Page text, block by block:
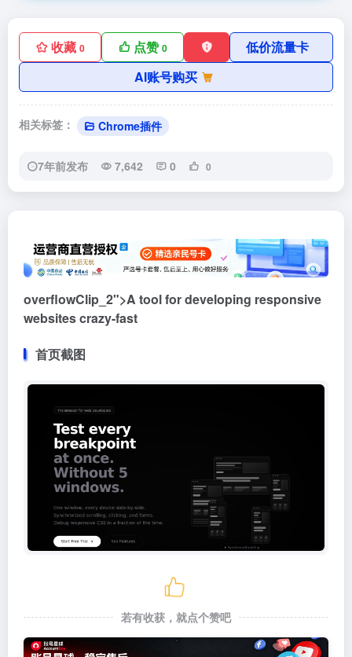
收藏 0 点赞0
低价流量卡
AI账号购买
相关标签： Chrome插件
7年前发布 7,642 0 0
overflowClip_2">A tool for developing responsive
websites crazy-fast
首页截图
若有收获，就点个赞吧